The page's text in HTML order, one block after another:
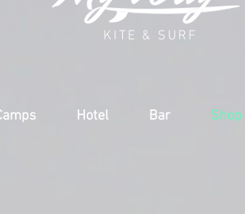
KITE & SURF
Hotel Bar Shop